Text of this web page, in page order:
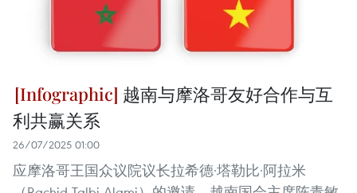
越南与摩洛哥友好合作与互
利共赢关系
26/07/2025 01:00
应摩洛哥王国众议院议长拉希德·塔勒比·阿拉米